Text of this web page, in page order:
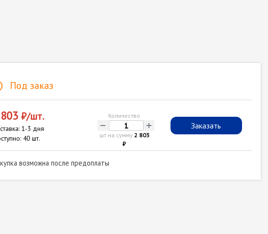
Под заказ
₽/шт.
1-3 дня
40 шт.
Количество
- +
шт на сумму 2 803
₽
Заказать
возможна после предоплаты